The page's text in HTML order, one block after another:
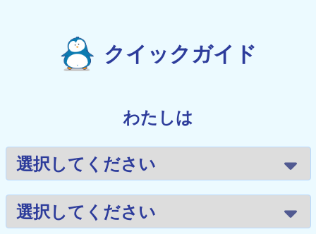
クイックガイド
わたしは